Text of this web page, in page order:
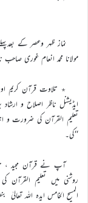
مولانا محمد انعام غوری صاحب
٭ تلاوت قرآن کریم
ایڈیشنل ناظر اصلاح و
تعلیم القرآن کی ضرورت و
‘‘کی۔
آپ نے قرآن مجید ،
روشنی میں تعلیم
المسیح الخامس ایدہ اللہ